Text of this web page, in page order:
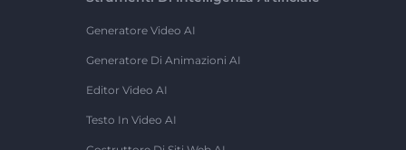
Generatore Video AI
Generatore Di Animazioni AI
Editor Video AI
Testo In Video AI